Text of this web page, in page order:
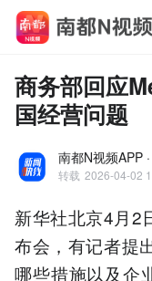
商务部回应
国经营问题
南都N视频APP
转载 2026-04-02
新华社北京4月2
布会，有记者提
哪些措施以及企